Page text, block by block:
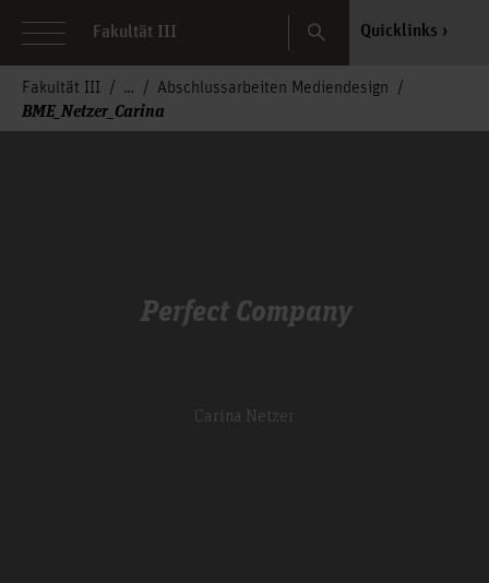
Fakultät III Search Quicklinks
Fakultät III Abschlussarbeiten Mediendesign
BME_Netzer_Carina
Perfect Company
Carina Netzer